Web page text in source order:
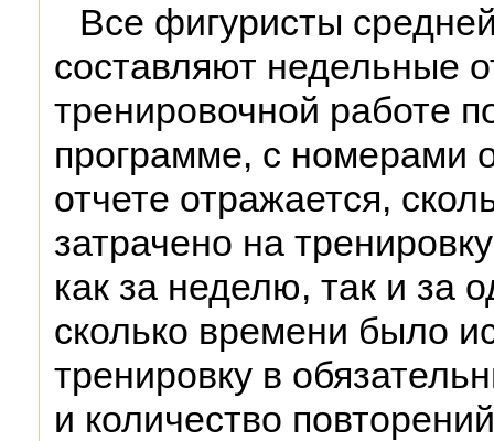
Все фигуристы
составляют недельные
тренировочной работе
программе, с номерами
отчете отражается,
затрачено на
как за неделю, так и за
сколько времени было
тренировку в
и количество